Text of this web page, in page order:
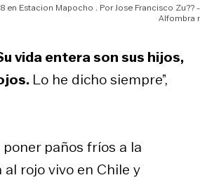
en Estacion Mapocho
Jose Francisco Zu?? -
Alfombra r
vida entera son sus hijos,
Lo he dicho siempre”,
paños fríos a la
rojo vivo en Chile y